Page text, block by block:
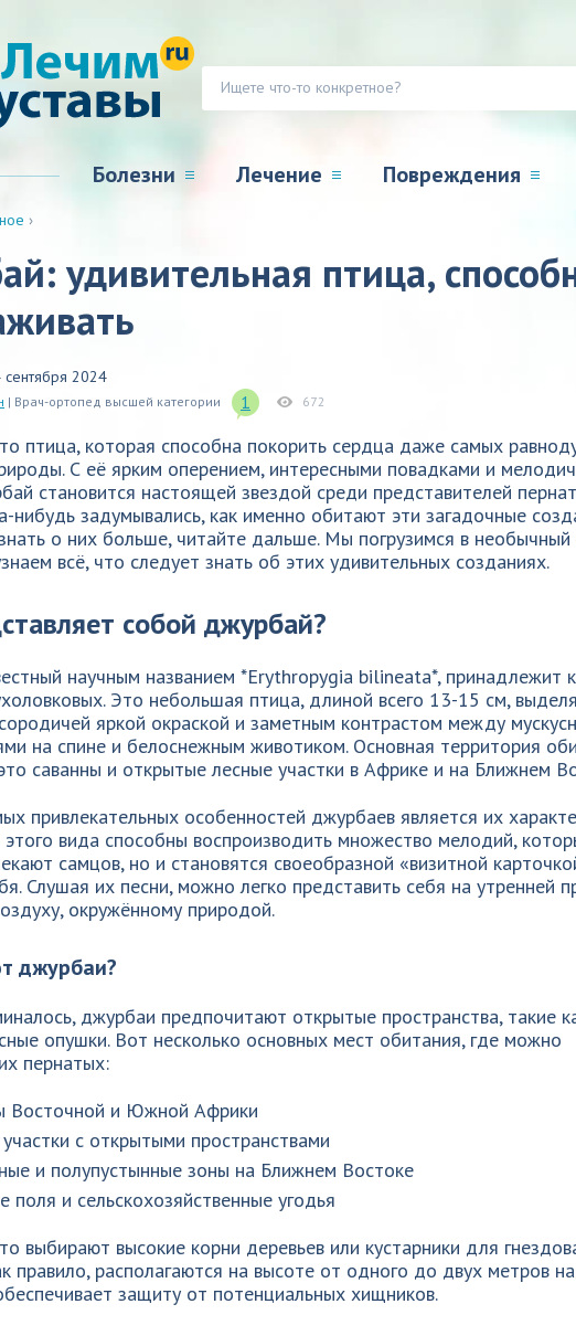
Болезни Лечение Повреждения
›
удивительная птица,
2024
| Врач-ортопед высшей категории 1 672
птица, которая способна покорить сердца даже самых
С её ярким оперением, интересными повадками и
становится настоящей звездой среди представителей
нибудь задумывались, как именно обитают эти загадочные
о них больше, читайте дальше. Мы погрузимся в
всё, что следует знать об этих удивительных созданиях.
собой джурбай?
научным названием *Erythropygia bilineata*, принадлежит к
Это небольшая птица, длиной всего 13-15 см,
яркой окраской и заметным контрастом между
на спине и белоснежным животиком. Основная территория
саванны и открытые лесные участки в Африке и на Ближнем
привлекательных особенностей джурбаев является их
вида способны воспроизводить множество мелодий,
самцов, но и становятся своеобразной «визитной
Слушая их песни, можно легко представить себя на утренней
окружённому природой.
джурбаи?
джурбаи предпочитают открытые пространства, такие
опушки. Вот несколько основных мест обитания, где можно
пернатых:
Восточной и Южной Африки
с открытыми пространствами
и полупустынные зоны на Ближнем Востоке
поля и сельскохозяйственные угодья
выбирают высокие корни деревьев или кустарники для
правило, располагаются на высоте от одного до двух метров
защиту от потенциальных хищников.